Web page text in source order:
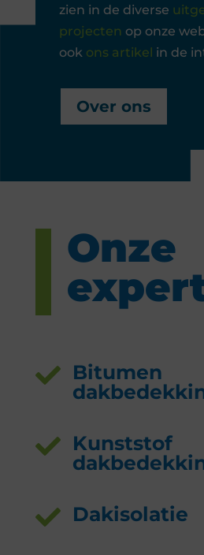
zien in de diverse
projecten op onze
ook ons artikel in de
Over ons
Onze
 Bitumen
 Kunststof
 Dakisolatie